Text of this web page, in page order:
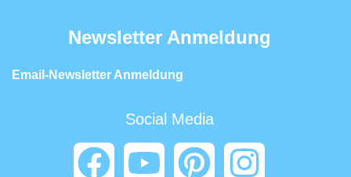
Newsletter Anmeldung
Email-Newsletter Anmeldung
Social Media